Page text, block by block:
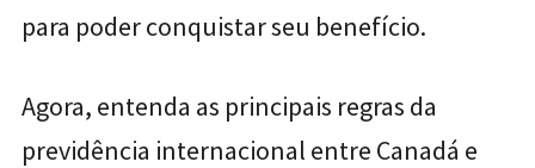
para poder conquistar seu benefício.
Agora, entenda as principais regras da
previdência internacional entre Canadá e